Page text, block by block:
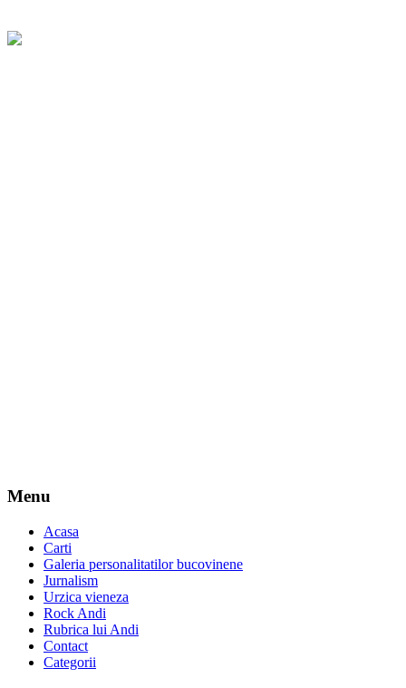
Menu
Acasa
Carti
Galeria personalitatilor bucovinene
Jurnalism
Urzica vieneza
Rock Andi
Rubrica lui Andi
Contact
Categorii